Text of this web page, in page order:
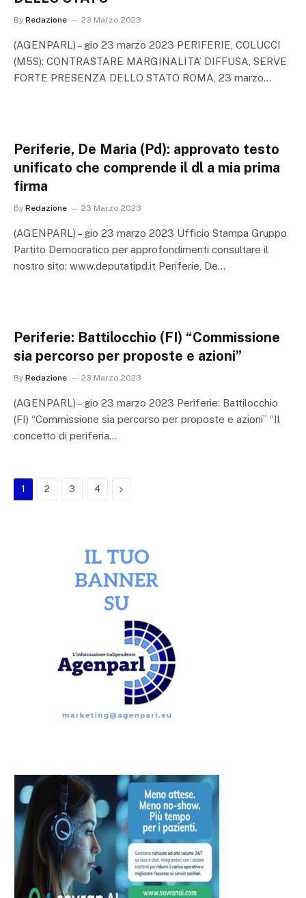
By Redazione 23 Marzo 2023
(AGENPARL) – gio 23 marzo 2023 PERIFERIE, COLUCCI
(M5S): CONTRASTARE MARGINALITA’ DIFFUSA, SERVE
FORTE PRESENZA DELLO STATO ROMA, 23 marzo…
Periferie, De Maria (Pd): approvato testo
unificato che comprende il dl a mia prima
firma
By Redazione 23 Marzo 2023
(AGENPARL) – gio 23 marzo 2023 Ufficio Stampa Gruppo
Partito Democratico per approfondimenti consultare il
nostro sito: www.deputatipd.it Periferie, De…
Periferie: Battilocchio (FI) “Commissione
sia percorso per proposte e azioni”
By Redazione 23 Marzo 2023
(AGENPARL) – gio 23 marzo 2023 Periferie: Battilocchio
(FI) “Commissione sia percorso per proposte e azioni” “Il
concetto di periferia…
1 2 3 4 Next